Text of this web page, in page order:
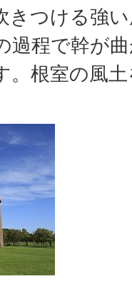
きつける強
過程で幹が
。根室の風